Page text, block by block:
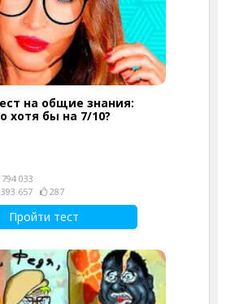
на общие знания:
хотя бы на 7/10?
033
657
287
Пройти тест